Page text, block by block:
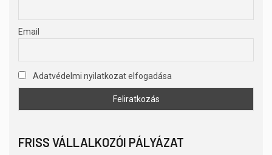
Email
Adatvédelmi nyilatkozat elfogadása
FRISS VÁLLALKOZÓI PÁLYÁZAT